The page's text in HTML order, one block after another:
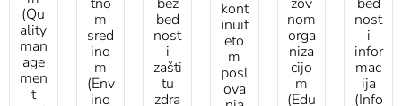
(Qu
ality
man
age
men
t
m
sred
ino
m
(Env
ino
bed
nost
i
zašti
tu
zdra
kont
inuit
eto
m
posl
ova
nom
orga
niza
cijo
m
(Edu
nost
i
infor
mac
ija
(Info